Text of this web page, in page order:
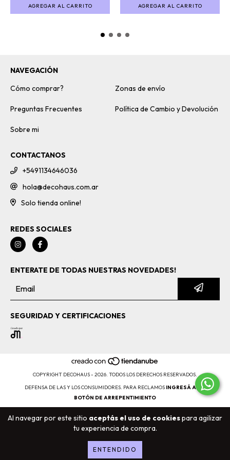
Al navegar por este sitio aceptás el uso de cookiespara agilizar
tu experiencia de compra.
ENTENDIDO
AGREGAR AL CARRITO AGREGAR AL CARRITO
NAVEGACIÓN
Cómo comprar?
Zonas de envío
Preguntas Frecuentes Política de Cambio y Devolución
Sobre mi
CONTACTANOS
+5491134646036
hola@decohaus.com.ar
Solo tienda online!
REDES SOCIALES
ENTERATE DE TODAS NUESTRAS NOVEDADES!
SEGURIDAD Y CERTIFICACIONES
COPYRIGHT DECOHAUS - 2026. TODOS LOS DERECHOS RESERVADOS.
DEFENSA DE LAS Y LOS CONSUMIDORES. PARA RECLAMOS INGRESÁ ACÁ.
BOTÓN DE ARREPENTIMIENTO